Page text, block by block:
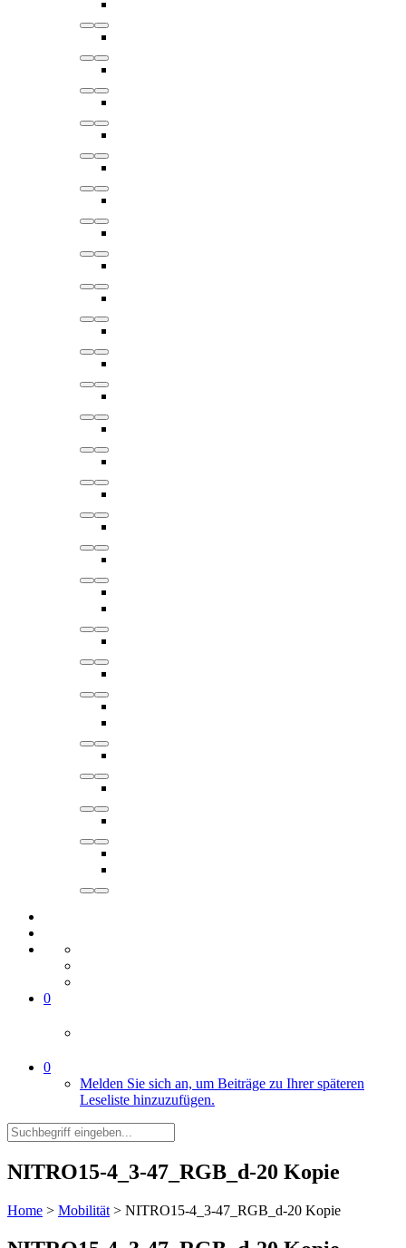
0
0
Melden Sie sich an, um Beiträge zu Ihrer späteren
Leseliste hinzuzufügen.
NITRO15-4_3-47_RGB_d-20 Kopie
Home > Mobilität > NITRO15-4_3-47_RGB_d-20 Kopie